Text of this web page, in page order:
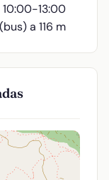
13:00
a 116 m